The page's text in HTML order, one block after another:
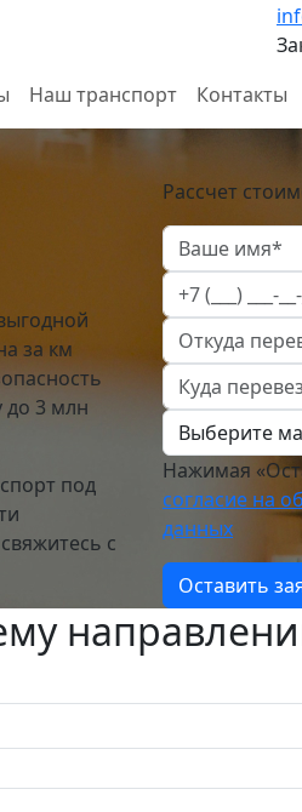
Наш транспорт
Контакты
за км
до 3 млн
под
с
Рассчет
Нажимая
согласие на
данных
Оставить